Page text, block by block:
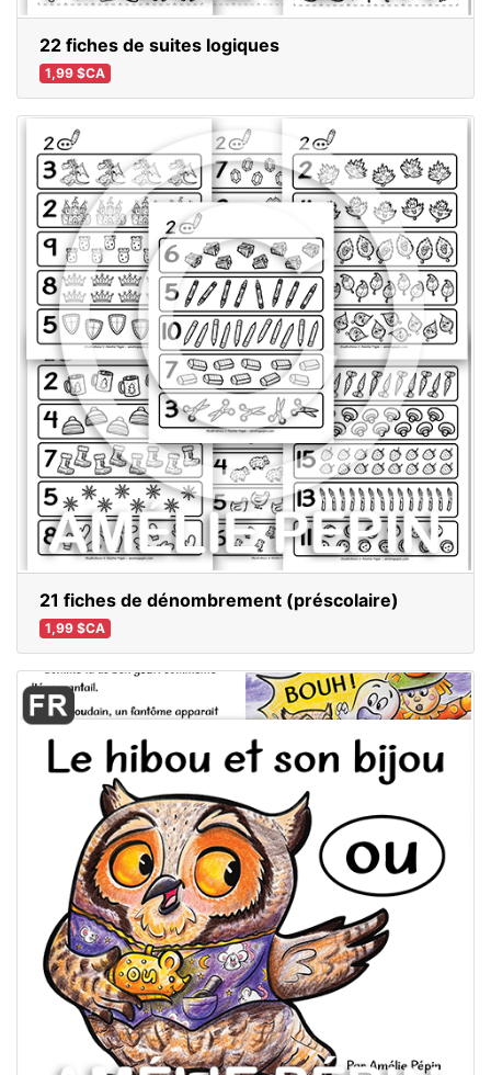
22 fiches de suites logiques
1,99 $CA
21 fiches de dénombrement (préscolaire)
1,99 $CA